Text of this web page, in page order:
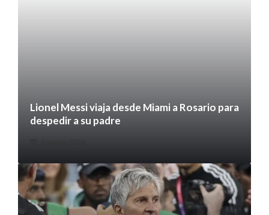
Lionel Messi viaja desde Miami a Rosario para
despedir a su padre